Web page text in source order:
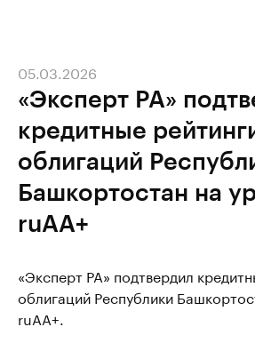
«Эксперт РА»
кредитные
облигаций
Башкортостан на
ruAA+
05.03.2026
«Эксперт РА» подтвердил
облигаций Республики
ruAA+.